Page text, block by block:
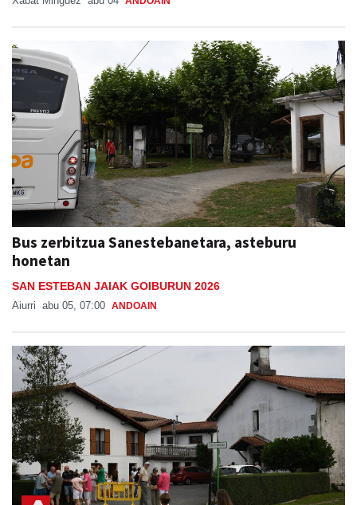
Bus zerbitzua Sanestebanetara, asteburu
honetan
SAN ESTEBAN JAIAK GOIBURUN 2026
Aiurri abu 05, 07:00 ANDOAIN